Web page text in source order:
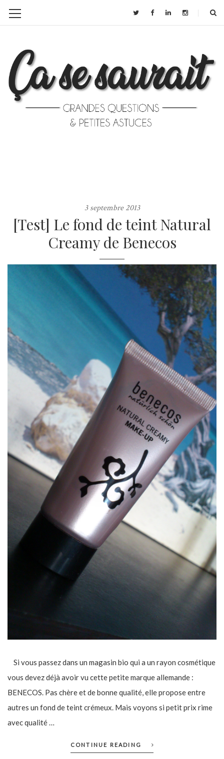
3 septembre 2013
[Test] Le fond de teint Natural
Creamy de Benecos
Si vous passez dans un magasin bio qui a un rayon cosmétique
vous devez déjà avoir vu cette petite marque allemande :
BENECOS. Pas chère et de bonne qualité, elle propose entre
autres un fond de teint crémeux. Mais voyons si petit prix rime
avec qualité …
CONTINUE READING